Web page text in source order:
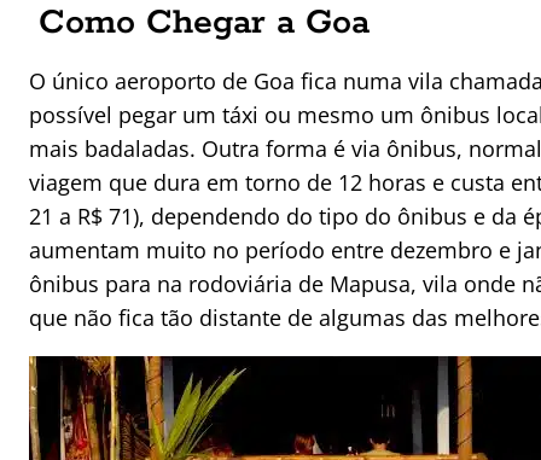
Como Chegar a Goa
O único aeroporto de Goa fica numa vila
possível pegar um táxi ou mesmo um ônibus
mais badaladas. Outra forma é via ônibus,
viagem que dura em torno de 12 horas e custa
21 a R$ 71), dependendo do tipo do ônibus e da
aumentam muito no período entre dezembro e
ônibus para na rodoviária de Mapusa, vila onde
que não fica tão distante de algumas das